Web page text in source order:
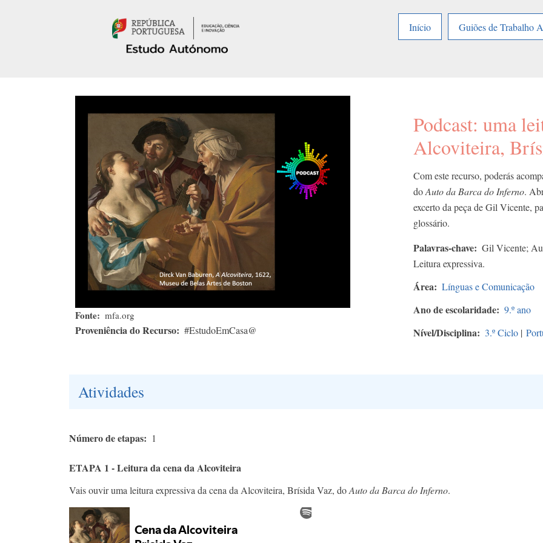
Início
Guiões de Trabalho
Fonte mfa.org
Proveniência do Recurso #EstudoEmCasa@
Podcast: uma
Alcoviteira,
Com este recurso, poderás
doAuto da Barca do Inferno.
excerto da peça de Gil Vicente,
glossário.
Palavras-chave
Gil Vicente;
Leitura expressiva.
Área Línguas e Comunicação
Ano de escolaridade 9.º ano
Nível/Disciplina 3.º Ciclo |
Atividades
Número de etapas 1
ETAPA 1 - Leitura da cena da Alcoviteira
Vais ouvir uma leitura expressiva da cena da Alcoviteira, Brísida Vaz, doAuto da Barca do Inferno.